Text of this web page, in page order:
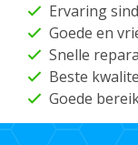
Ervaring
Goede en
Snelle
Beste
Goede